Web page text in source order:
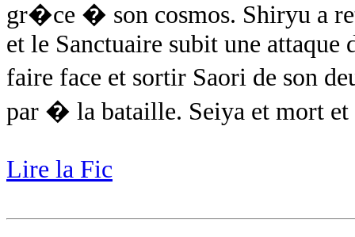
gr�ce � son cosmos. Shiryu a
et le Sanctuaire subit une
faire face et sortir Saori de son
par � la bataille. Seiya et mort
Lire la Fic